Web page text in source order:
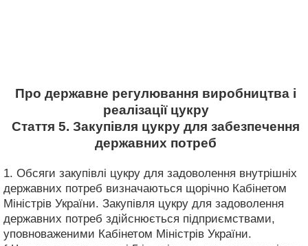
Про державне регулювання виробництва і
реалізації цукру
Стаття 5. Закупівля цукру для забезпечення
державних потреб
1. Обсяги закупівлі цукру для задоволення внутрішніх
державних потреб визначаються щорічно Кабінетом
Міністрів України. Закупівля цукру для задоволення
державних потреб здійснюється підприємствами,
уповноваженими Кабінетом Міністрів України.